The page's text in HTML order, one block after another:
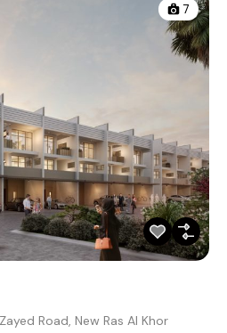
7
Road, New Ras Al Khor